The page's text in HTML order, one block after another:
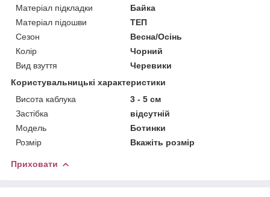
Матеріал підкладки
Байка
Матеріал підошви
ТЕП
Сезон
Весна/Осінь
Колір
Чорний
Вид взуття
Черевики
Користувальницькі характеристики
Висота каблука
3 - 5 см
Застібка
відсутній
Мoдель
Ботинки
Розмір
Вкажіть розмір
Приховати